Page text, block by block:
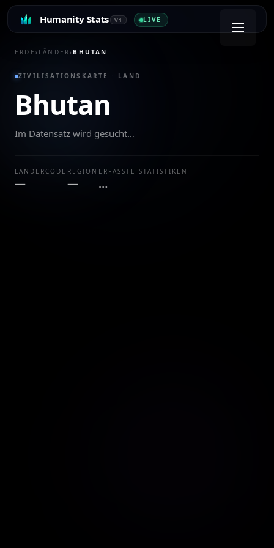
Humanity Stats V1 LIVE
ERDE › LÄNDER› BHUTAN
ZIVILISATIONSKARTE · LAND
Bhutan
Im Datensatz wird gesucht…
LÄNDERCODE
—
REGION
—
ERFASSTE STATISTIKEN
…